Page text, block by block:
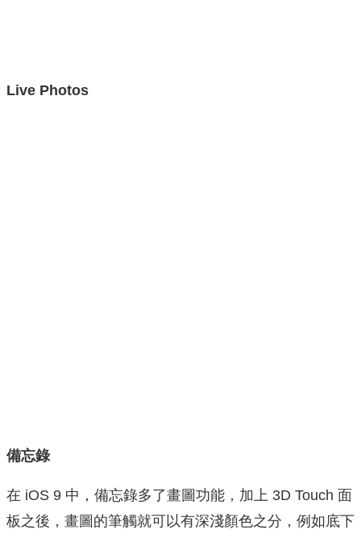
Live Photos
備忘錄
在 iOS 9 中，備忘錄多了畫圖功能，加上 3D Touch 面
板之後，畫圖的筆觸就可以有深淺顏色之分，例如底下